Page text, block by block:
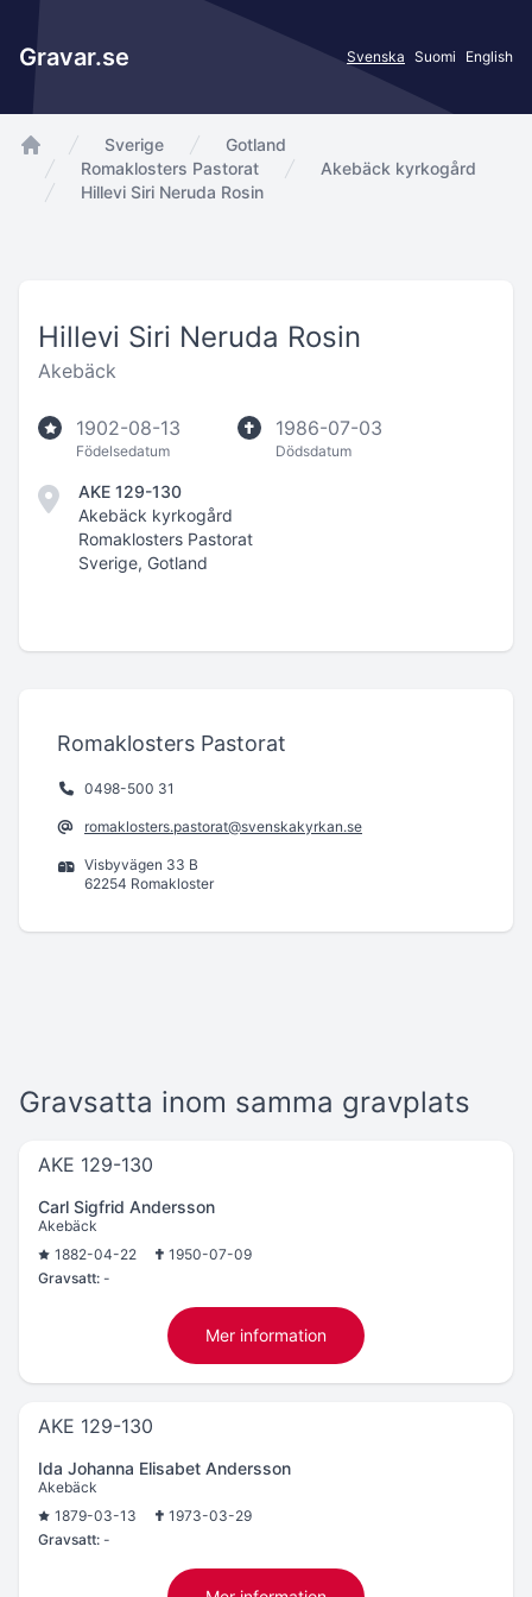
Gravar.se Svenska Suomi English
app.Start
Sverige
Gotland
Romaklosters Pastorat
Akebäck kyrkogård
Hillevi Siri Neruda Rosin
Hillevi Siri Neruda Rosin
Akebäck
1902-08-13
Födelsedatum
1986-07-03
Dödsdatum
AKE 129-130
Akebäck kyrkogård
Romaklosters Pastorat
Sverige, Gotland
Romaklosters Pastorat
0498-500 31
romaklosters.pastorat@svenskakyrkan.se
Visbyvägen 33 B
62254 Romakloster
Gravsatta inom samma gravplats
AKE 129-130
Carl Sigfrid Andersson
Akebäck
1882-04-22
1950-07-09
Gravsatt: -
Mer information
AKE 129-130
Ida Johanna Elisabet Andersson
Akebäck
1879-03-13
1973-03-29
Gravsatt: -